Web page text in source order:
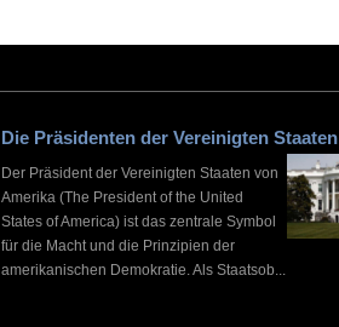
Die Präsidenten der Vereinigten Staaten
Der Präsident der Vereinigten Staaten von
Amerika (The President of the United
States of America) ist das zentrale Symbol
für die Macht und die Prinzipien der
amerikanischen Demokratie. Als Staatsob...